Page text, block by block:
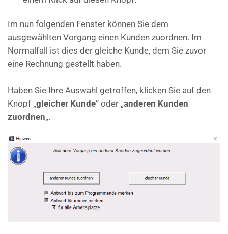
Im nun folgenden Fenster können Sie dem
ausgewählten Vorgang einen Kunden zuordnen. Im
Normalfall ist dies der gleiche Kunde, dem Sie zuvor
eine Rechnung gestellt haben.
Haben Sie Ihre Auswahl getroffen, klicken Sie auf den
Knopf „gleicher Kunde“ oder „anderen Kunden
zuordnen„.